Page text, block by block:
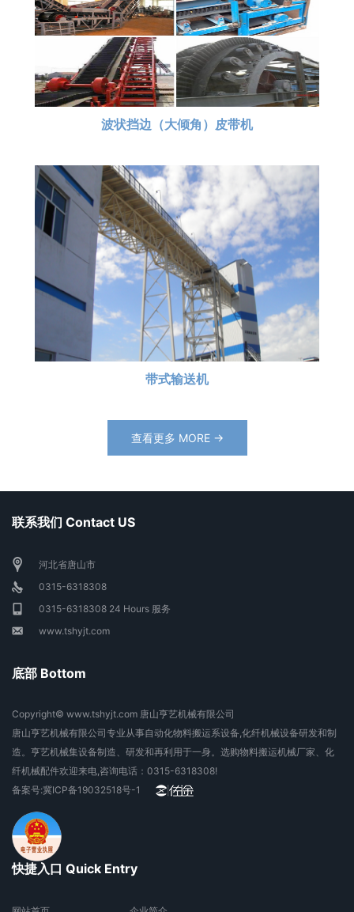
波状挡边（大倾角）皮带机
带式输送机
查看更多 MORE →
联系我们 Contact US
河北省唐山市
0315-6318308
0315-6318308 24 Hours 服务
www.tshyjt.com
底部 Bottom
Copyright© www.tshyjt.com 唐山亨艺机械有限公司
唐山亨艺机械有限公司专业从事自动化物料搬运系设备,化纤机械设备研发和制
造。亨艺机械集设备制造、研发和再利用于一身。选购物料搬运机械厂家、化
纤机械配件欢迎来电,咨询电话：0315-6318308!
备案号:冀ICP备19032518号-1
快捷入口 Quick Entry